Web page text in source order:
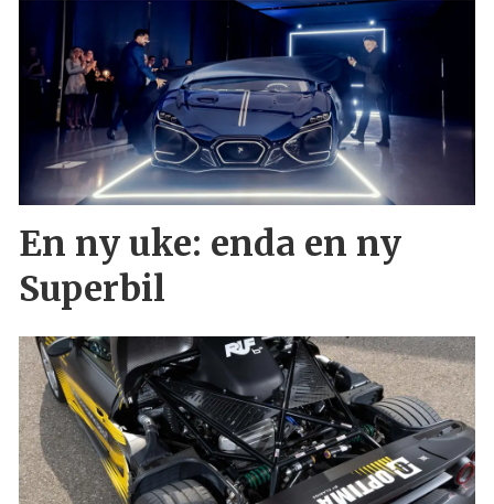
En ny uke: enda en ny
Superbil